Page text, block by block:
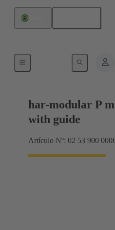
har-modular P
with guide
Artículo Nº: 02 53 900